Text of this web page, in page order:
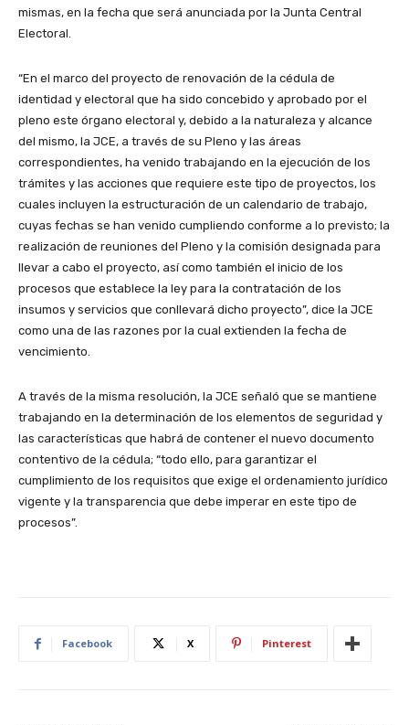
mismas, en la fecha que será anunciada por la Junta Central
Electoral.
“En el marco del proyecto de renovación de la cédula de
identidad y electoral que ha sido concebido y aprobado por el
pleno este órgano electoral y, debido a la naturaleza y alcance
del mismo, la JCE, a través de su Pleno y las áreas
correspondientes, ha venido trabajando en la ejecución de los
trámites y las acciones que requiere este tipo de proyectos, los
cuales incluyen la estructuración de un calendario de trabajo,
cuyas fechas se han venido cumpliendo conforme a lo previsto; la
realización de reuniones del Pleno y la comisión designada para
llevar a cabo el proyecto, así como también el inicio de los
procesos que establece la ley para la contratación de los
insumos y servicios que conllevará dicho proyecto”, dice la JCE
como una de las razones por la cual extienden la fecha de
vencimiento.
A través de la misma resolución, la JCE señaló que se mantiene
trabajando en la determinación de los elementos de seguridad y
las características que habrá de contener el nuevo documento
contentivo de la cédula; “todo ello, para garantizar el
cumplimiento de los requisitos que exige el ordenamiento jurídico
vigente y la transparencia que debe imperar en este tipo de
procesos”.
Facebook X Pinterest